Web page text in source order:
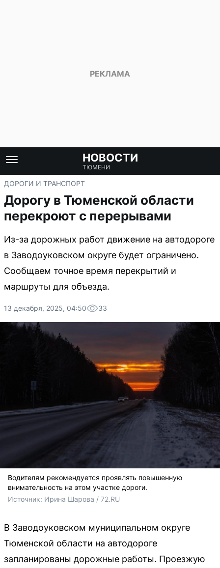
НОВОСТИ
ТЮМЕНИ
ДОРОГИ И ТРАНСПОРТ
Дорогу в Тюменской области
перекроют с перерывами
Из-за дорожных работ движение на автодороге
в Заводоуковском округе будет ограничено.
Сообщаем точное время перекрытий и
маршруты для объезда.
13 декабря, 2025, 04:50 33
Водителям рекомендуется проявлять повышенную
внимательность на этом участке дороги.
Источник: Ирина Шарова / 72.RU
В Заводоуковском муниципальном округе
Тюменской области на автодороге
запланированы дорожные работы. Проезжую